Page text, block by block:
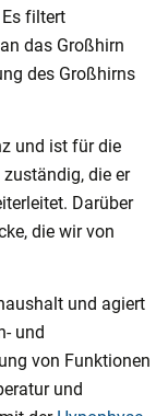
Es filtert
das Großhirn
des Großhirns
und ist für die
die er
Darüber
die wir von
und agiert
und
von Funktionen
und